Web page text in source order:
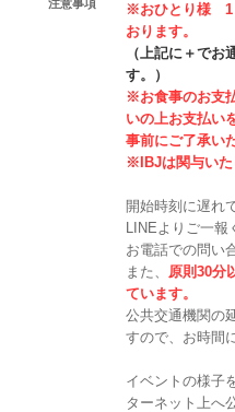
注意事項
※おひとり様 1
おります。
（上記に＋でお
す。）
※お食事のお支
いの上お支払い
事前にご了承い
※IBJは関与いた
開始時刻に遅れ
LINEよりご一報
お電話での問い
また、 原則30分
ています。
公共交通機関の
すので、お時間
イベントの様子
ターネット上へ